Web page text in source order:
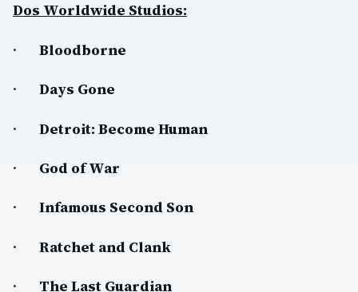
Dos Worldwide Studios:
· Bloodborne
· Days Gone
· Detroit: Become Human
· God of War
· Infamous Second Son
· Ratchet and Clank
· The Last Guardian